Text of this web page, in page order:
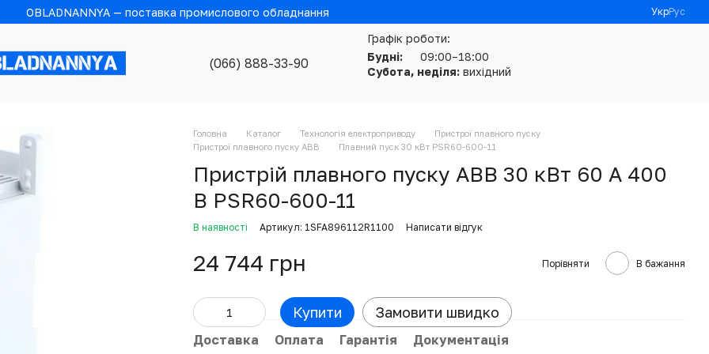
OBLADNANNYA — поставка промислового обладнання УкрРус
(066) 888-33-90
Графік роботи:
Будні:
09:00–18:00
Субота, неділя: вихідний
Головна Каталог Технологія електроприводу
Пристрої плавного пуску
Пристрої плавного пуску ABB
Плавний пуск 30 кВт PSR60-600-11
Пристрій плавного пуску ABB 30 кВт 60 А 400
В PSR60-600-11
В наявності Артикул: 1SFA896112R1100 Написати відгук
24 744 грн Порівняти В бажання
Купити Замовити швидко
Доставка Оплата Гарантія Документація